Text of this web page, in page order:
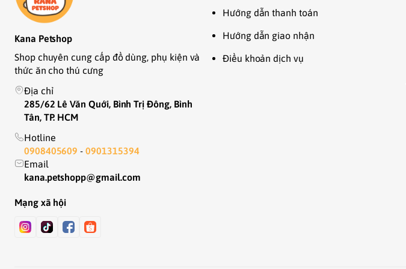
Kana Petshop
Shop chuyên cung cấp đồ dùng, phụ kiện và
thức ăn cho thú cưng
Địa chỉ
285/62 Lê Văn Quới, Bình Trị Đông, Bình
Tân, TP. HCM
Hotline
0908405609-0901315394
Email
kana.petshopp@gmail.com
Mạng xã hội
Hướng dẫn thanh toán
Hướng dẫn giao nhận
Điều khoản dịch vụ